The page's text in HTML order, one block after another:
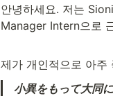
안녕하세요. 저는
Manager Intern으로
제가 개인적으로 아주
小異をもって大同